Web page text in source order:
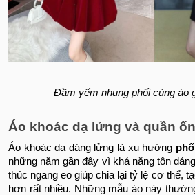
Đầm yếm nhung phối cùng áo
Áo khoác dạ lửng và quần
Áo khoác dạ dáng lửng là xu hướng
những năm gần đây vì khả năng tôn
thúc ngang eo giúp chia lại tỷ lệ cơ thể,
hơn rất nhiều. Những mẫu áo này